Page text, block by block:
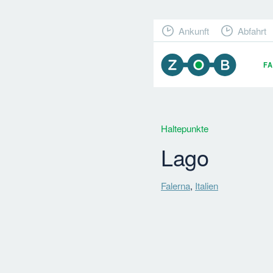
Ankunft Abfahrt
Haltepunkte
Lago
Falerna, Italien